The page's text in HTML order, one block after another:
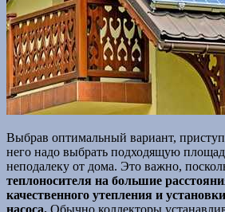
Выбрав оптимальный вариант,
него надо выбрать подходящую
неподалеку от дома. Это важно,
теплоносителя на большие
качественного утепления и